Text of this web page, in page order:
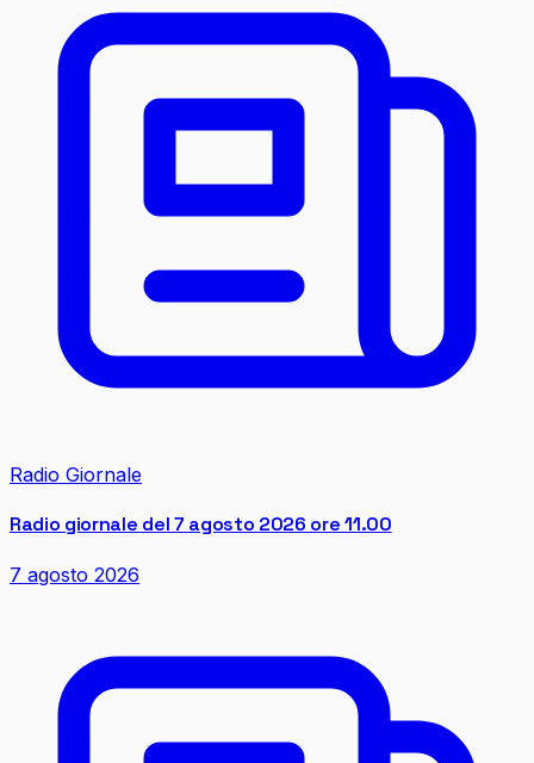
Radio Giornale
Radio giornale del 7 agosto 2026 ore 11.00
7 agosto 2026